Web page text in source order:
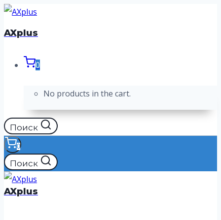
Перейти
к
AXplus
0
No products in the cart.
Поиск
0
Поиск
AXplus